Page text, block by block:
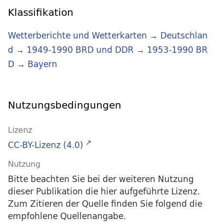
Klassifikation
Wetterberichte und Wetterkarten → Deutschlan
d → 1949-1990 BRD und DDR → 1953-1990 BR
D → Bayern
Nutzungsbedingungen
Lizenz
CC-BY-Lizenz (4.0)
Nutzung
Bitte beachten Sie bei der weiteren Nutzung
dieser Publikation die hier aufgeführte Lizenz.
Zum Zitieren der Quelle finden Sie folgend die
empfohlene Quellenangabe.